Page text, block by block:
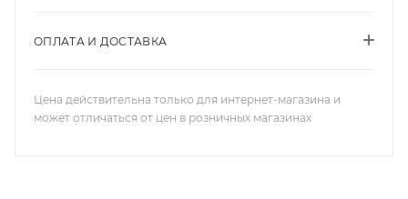
ОПЛАТА И ДОСТАВКА
Цена действительна только для интернет-магазина и
может отличаться от цен в розничных магазинах